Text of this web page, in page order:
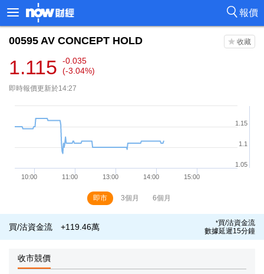
報價
00595 AV CONCEPT HOLD
1.115
-0.035
(-3.04%)
即時報價更新於14:27
即市 3個月 6個月
買/沽資金流 +119.46萬 *買/沽資金流
數據延遲15分鐘
收市競價